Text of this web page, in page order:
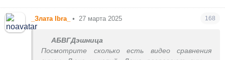
_Злата Ibra_ • 27 марта 2025 168
АБВГДэшница
Посмотрите сколько есть видео сравнения